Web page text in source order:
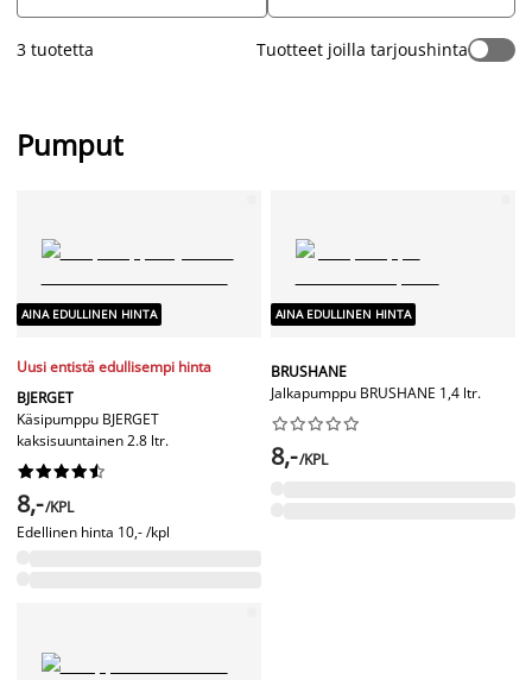
3 tuotetta Tuotteet joilla tarjoushinta
Pumput
AINA EDULLINEN HINTA
Uusi entistä edullisempi hinta
BJERGET
Käsipumppu BJERGET
kaksisuuntainen 2.8 ltr.






8,-/KPL
Edellinen hinta 10,- /kpl
AINA EDULLINEN HINTA
BRUSHANE
Jalkapumppu BRUSHANE 1,4 ltr.






8,-/KPL